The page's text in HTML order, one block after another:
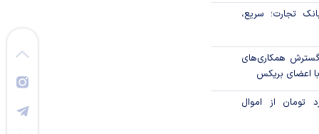
تجارت؛ سریع،
گسترش همکاری‌های
اعضای بریکس
میلیارد تومان از اموال